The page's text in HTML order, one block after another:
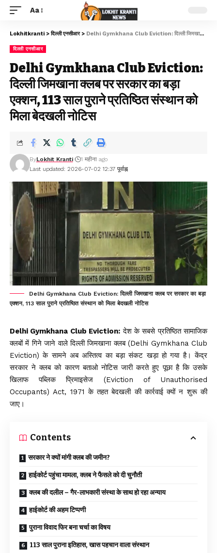
Aa
Lokhitkranti >दिल्ली एनसीआर> Delhi Gymkhana Club Eviction: दिल्ली जिमखाना क्लब पर सरकार का बड़ा एक्शन, 113 साल पुराने प्रतिष्ठित संस्थान को मिला बेदखली नोटिस
दिल्ली एनसीआर
Delhi Gymkhana Club Eviction:
दिल्ली जिमखाना क्लब पर सरकार का बड़ा
एक्शन, 113 साल पुराने प्रतिष्ठित संस्थान को
मिला बेदखली नोटिस
Last updated: 2026-07-02 12:37 पूर्वाह्न
ByLokhit Kranti 1 महीना ago
Delhi Gymkhana Club Eviction: दिल्ली जिमखाना क्लब पर सरकार का बड़ा
एक्शन, 113 साल पुराने प्रतिष्ठित संस्थान को मिला बेदखली नोटिस
Delhi Gymkhana Club Eviction: देश के सबसे प्रतिष्ठित सामाजिक
क्लबों में गिने जाने वालेदिल्ली जिमखाना क्लब(Delhi Gymkhana Club
Eviction) के सामने अब अस्तित्व का बड़ा संकट खड़ा हो गया है। केंद्र
सरकार ने क्लब को कारण बताओ नोटिस जारी करते हुए पूछा है कि उसके
खिलाफ पब्लिक प्रिमाइसेज (Eviction of Unauthorised
Occupants) Act, 1971 के तहत बेदखली की कार्रवाई क्यों न शुरू की
जाए।
Contents
सरकार ने क्यों मांगी क्लब की जमीन?
हाईकोर्ट पहुंचा मामला, क्लब ने फैसले को दी चुनौती
क्लब की दलील – गैर-लाभकारी संस्था के साथ हो रहा अन्याय
हाईकोर्ट की अहम टिप्पणी
पुराना विवाद फिर बना चर्चा का विषय
113 साल पुराना इतिहास, खास पहचान वाला संस्थान